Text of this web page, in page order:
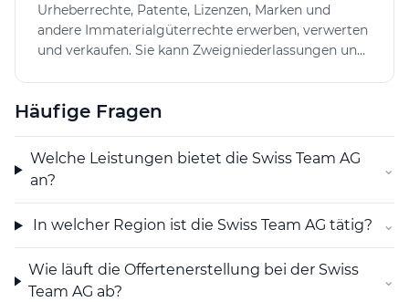
Betreuung von der Offertanfrage bis zur Fertigstellung
der Arbeit. So wird sichergestellt, dass die
Armierungsarbeiten den spezifischen Anforderungen
der jeweiligen Baustellen entsprechen und
termingerecht ausgeführt werden.
Urheberrechte, Patente, Lizenzen, Marken und
andere Immaterialgüterrechte erwerben, verwerten
und verkaufen. Sie kann Zweigniederlassungen und
Ausland beteiligen sowie alle Geschäfte tätigen, die
Zusammenhang stehen. Sie kann auch
Finanzierungen für eigene oder fremde Rechnung
eingehen. Die Gesellschaft kann im In- und Ausland
Grundeigentum erwerben, belasten, veräussern und
verwalten.
Häufige Fragen
Welche Leistungen bietet die Swiss Team AG
an?
⌄
In welcher Region ist die Swiss Team AG tätig? ⌄
Wie läuft die Offertenerstellung bei der Swiss
Team AG ab?
⌄